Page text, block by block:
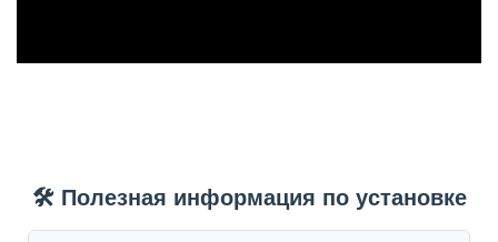
🛠️ Полезная информация по установке